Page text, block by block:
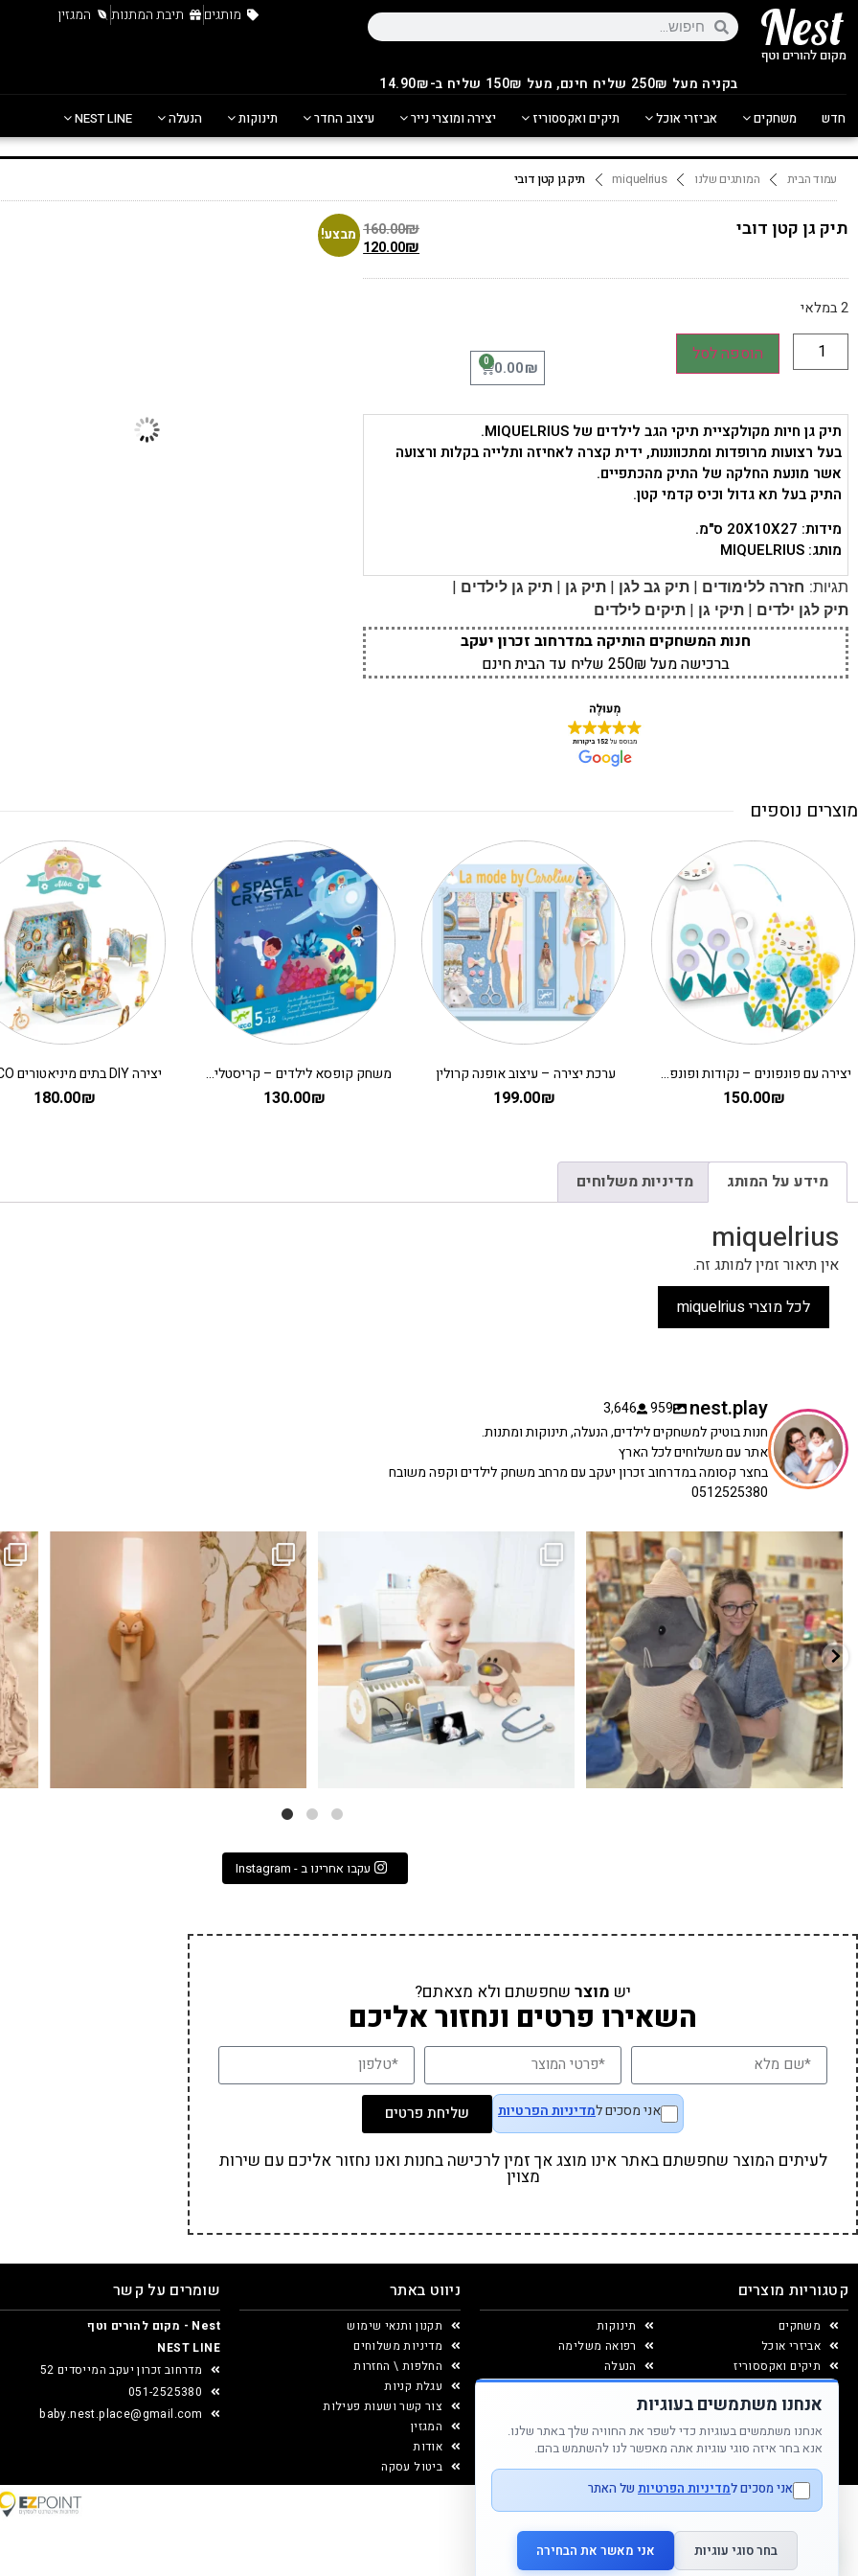
בקניה מעל 250 ₪ שליח חינם, מעל 150₪ שליח ב-14.90₪
מותגים תיבת המתנות המגזין
חדש משחקים אביזרי אוכל תיקים ואקססוריז יצירה ומוצרי נייר עיצוב החדר תינוקות הנעלה NEST LINE
עמוד הבית המותגים שלנו miquelrius תיק גן קטן דובי
תיק גן קטן דובי 160.00₪
120.00₪
2 במלאי
הוספה לסל
0.00₪
0
תיק גן חיות מקולקציית תיקי הגב לילדים של MIQUELRIUS.
בעל רצועות מרופדות ומתכווננות, ידית קצרה לאחיזה ותלייה בקלות ורצועה
אשר מונעת החלקה של התיק מהכתפיים.
התיק בעל תא גדול וכיס קדמי קטן.
מידות: 20X10X27 ס"מ.
מותג: MIQUELRIUS
תגיות: חזרה ללימודים | תיק גב לגן | תיק גן | תיק גן לילדים |
תיק לגן ילדים | תיקי גן | תיקים לילדים
חנות המשחקים הותיקה במדרחוב זכרון יעקב
ברכישה מעל 250₪ שליח עד הבית חינם
מבצע!
מוצרים נוספים
יצירה עם פונפונים – נקודות ופונפונים בדשא DJECO
150.00₪
ערכת יצירה – עיצוב אופנה קרולין
199.00₪
משחק קופסא לילדים – קריסטלים בחלל
130.00₪
180.00₪
מידע על המותג מדיניות משלוחים
miquelrius
אין תיאור זמין למותג זה.
לכל מוצרי miquelrius
nest.play
959
3,646
חנות בוטיק למשחקים לילדים, הנעלה, תינוקות ומתנות.
אתר עם משלוחים לכל הארץ
בחצר קסומה במדרחוב זכרון יעקב עם מרחב משחק לילדים וקפה משובח
0512525380
גם פריט עיצובי לחדר, גם מנורת לילה מרגיעה, וגם...
0
7 0
כשפתחתי את החנות חלמתי ליצור מקום שהייתי
שמחה
39 16
עקבו אחרינו ב - Instagram
יש מוצר שחפשתם ולא מצאתם?
השאירו פרטים ונחזור אליכם
אני מסכים למדיניות הפרטיות שליחת פרטים
לעיתים המוצר שחפשתם באתר אינו מוצג אך זמין לרכישה בחנות ואנו נחזור אליכם עם שירות
מצוין
קטגוריות מוצרים
משחקים
אביזרי אוכל
תיקים ואקססוריז
יצירה ומוצרי נייר
עיצוב החדר
תינוקות
רפואה משלימה
הנעלה
ניווט באתר
תקנון ותנאי שימוש
מדיניות משלוחים
החלפות \ החזרות
עגלת קניות
צור קשר ושעות פעילות
המגזין
אודות
ביטול עסקה
שומרים על קשר
Nest - מקום להורים וטף
NEST LINE
מדרחוב זכרון יעקב המייסדים 52
051-2525380
baby.nest.place@gmail.com
אנחנו משתמשים בעוגיות
אנחנו משתמשים בעוגיות כדי לשפר את החוויה שלך באתר שלנו.
אנא בחר איזה סוגי עוגיות אתה מאפשר לנו להשתמש בהם.
אני מסכים למדיניות הפרטיות של האתר
בחר סוגי עוגיות אני מאשר את הבחירה